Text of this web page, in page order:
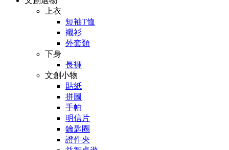
上衣
短袖T恤
襯衫
外套類
下身
長褲
文創小物
貼紙
拼圖
手帕
明信片
鑰匙圈
證件夾